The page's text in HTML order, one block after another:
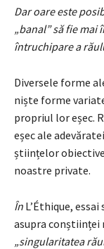
Dar oare este
„banal” să fie mai
întruchipare a
Diversele forme
niște forme
propriul lor eșec.
eșec ale
științelor
noastre private.
În L’Éthique,
asupra conștiinței
„singularitatea